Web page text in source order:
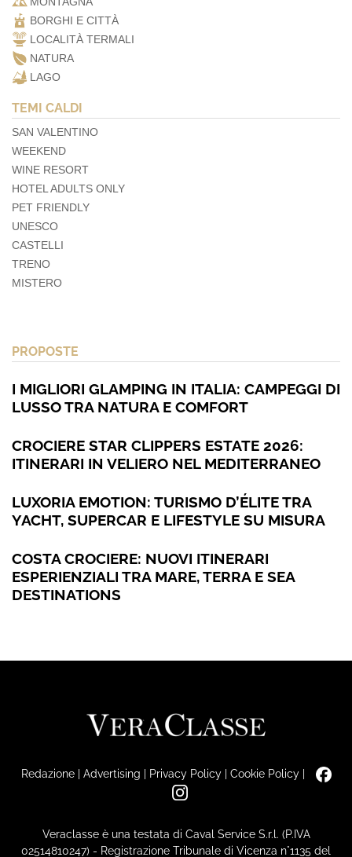
BORGHI E CITTÀ
LOCALITÀ TERMALI
NATURA
LAGO
TEMI CALDI
SAN VALENTINO
WEEKEND
WINE RESORT
HOTEL ADULTS ONLY
PET FRIENDLY
UNESCO
CASTELLI
TRENO
MISTERO
PROPOSTE
I MIGLIORI GLAMPING IN ITALIA: CAMPEGGI DI
LUSSO TRA NATURA E COMFORT
CROCIERE STAR CLIPPERS ESTATE 2026:
ITINERARI IN VELIERO NEL MEDITERRANEO
LUXORIA EMOTION: TURISMO D’ÉLITE TRA
YACHT, SUPERCAR E LIFESTYLE SU MISURA
COSTA CROCIERE: NUOVI ITINERARI
ESPERIENZIALI TRA MARE, TERRA E SEA
DESTINATIONS
Redazione| Advertising | Privacy Policy| Cookie Policy|
Veraclasse è una testata di Caval Service S.r.l. (P.IVA
02514810247) - Registrazione Tribunale di Vicenza n°1135 del